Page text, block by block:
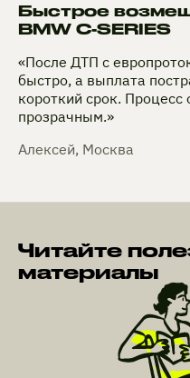
Быстрое
BMW C-SERIES
«После ДТП с
быстро, а выплата
короткий срок.
прозрачным.»
Алексей, Москва
Читайте
материалы